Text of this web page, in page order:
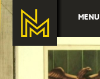
MENU